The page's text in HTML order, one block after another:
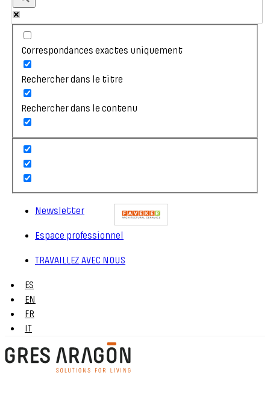
Correspondances exactes uniquement
Rechercher dans le titre
Rechercher dans le contenu
Newsletter
Espace professionnel
TRAVAILLEZ AVEC NOUS
ES
EN
FR
IT